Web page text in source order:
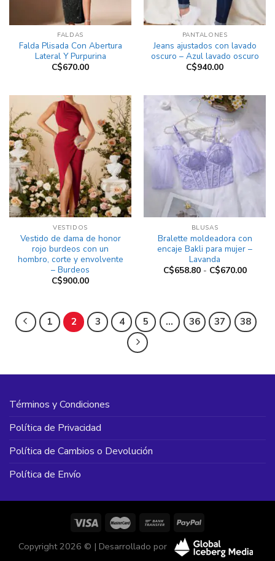
FALDAS
Falda Plisada Con Abertura
Lateral Y Purpurina
C$670.00
PANTALONES
Jeans ajustados con lavado
oscuro – Azul lavado oscuro
C$940.00
VESTIDOS
Vestido de dama de honor
rojo burdeos con un
hombro, corte y envolvente
– Burdeos
C$900.00
BLUSAS
Bralette moldeadora con
encaje Bakli para mujer –
Lavanda
C$658.80 - C$670.00Rango
hasta
1 2 3 4 5 … 36 37 38
Términos y Condiciones
Política de Privacidad
Política de Cambios o Devolución
Política de Envío
Copyright 2026 © | Desarrollado por